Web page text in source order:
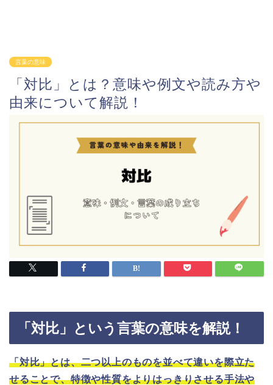
言葉の意味
「対比」とは？意味や例文や読み方や
由来について解説！
「対比」という言葉の意味を解説！
「対比」とは、二つ以上のものを並べて違いを際立た
せることで、特徴や性質をよりはっきりさせる手法や